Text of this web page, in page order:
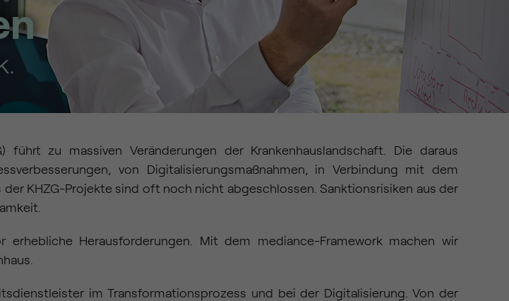
führt zu massiven Veränderungen der Krankenhauslandschaft. Die daraus
von Digitalisierungsmaßnahmen, in Verbindung mit dem
KHZG-Projekte sind oft noch nicht abgeschlossen. Sanktionsrisiken aus der
erhebliche Herausforderungen. Mit dem mediance-Framework machen wir
im Transformationsprozess und bei der Digitalisierung. Von der